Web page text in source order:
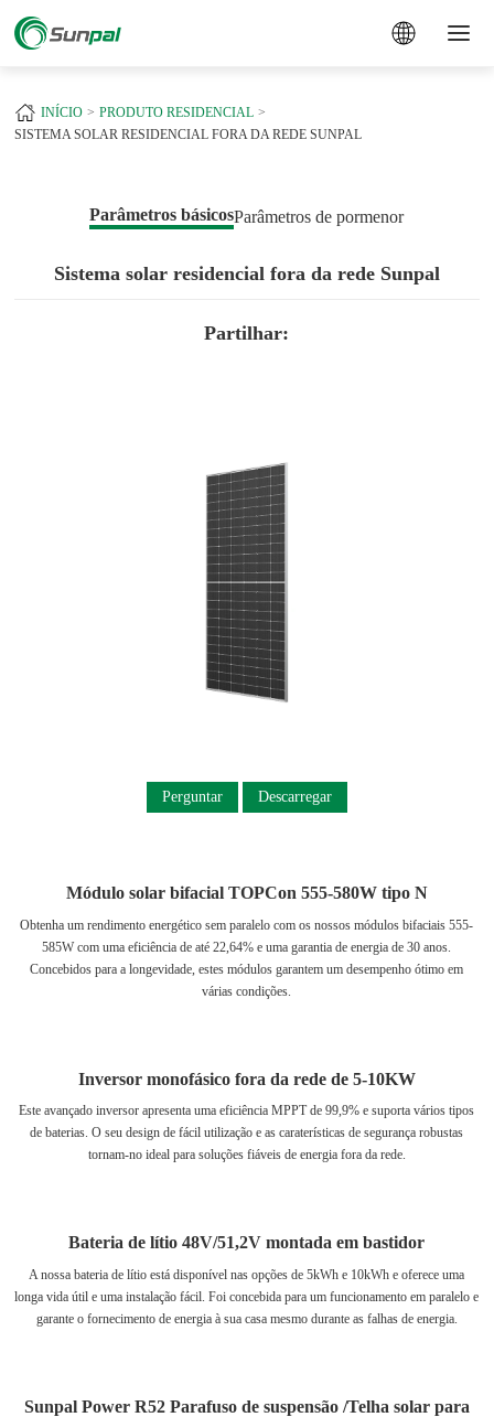
INÍCIO
PRODUTO RESIDENCIAL
SISTEMA SOLAR RESIDENCIAL FORA DA REDE SUNPAL
Parâmetros básicosParâmetros de pormenor
Sistema solar residencial fora da rede Sunpal
Partilhar:
Perguntar Descarregar
Módulo solar bifacial TOPCon 555-580W tipo N
Obtenha um rendimento energético sem paralelo com os nossos módulos bifaciais 555-
585W com uma eficiência de até 22,64% e uma garantia de energia de 30 anos.
Concebidos para a longevidade, estes módulos garantem um desempenho ótimo em
várias condições.
Inversor monofásico fora da rede de 5-10KW
Este avançado inversor apresenta uma eficiência MPPT de 99,9% e suporta vários tipos
de baterias. O seu design de fácil utilização e as caraterísticas de segurança robustas
tornam-no ideal para soluções fiáveis de energia fora da rede.
Bateria de lítio 48V/51,2V montada em bastidor
A nossa bateria de lítio está disponível nas opções de 5kWh e 10kWh e oferece uma
longa vida útil e uma instalação fácil. Foi concebida para um funcionamento em paralelo e
garante o fornecimento de energia à sua casa mesmo durante as falhas de energia.
Sunpal Power R52 Parafuso de suspensão /Telha solar para